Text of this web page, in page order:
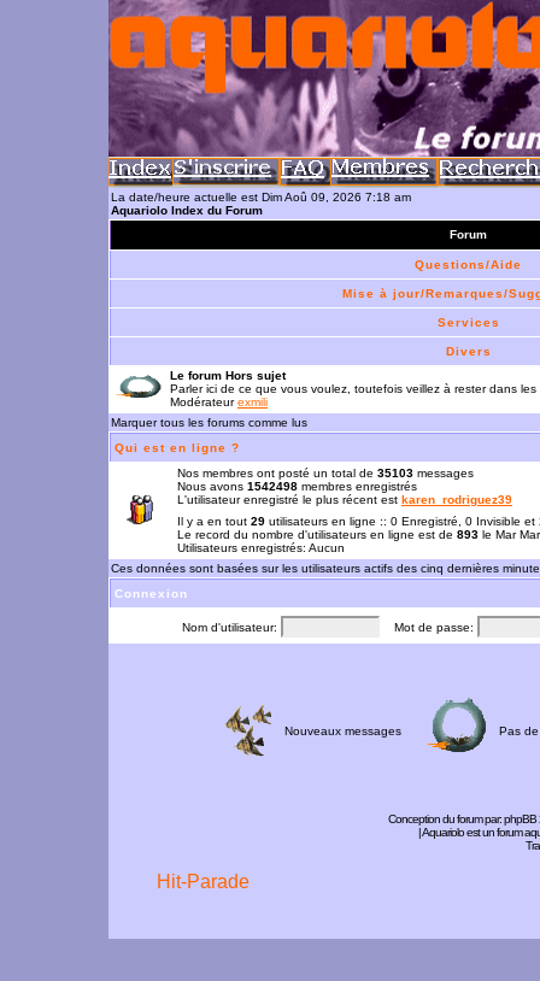
La date/heure actuelle est Dim Aoû 09, 2026 7:18 am
Aquariolo Index du Forum
Forum
Questions/Aide
Mise à jour/Remarques/
Services
Divers
Le forum Hors sujet
Parler ici de ce que vous voulez, toutefois veillez à rester dans les
Modérateurexmili
Marquer tous les forums comme lus
Qui est en ligne ?
Nos membres ont posté un total de 35103 messages
Nous avons 1542498 membres enregistrés
L'utilisateur enregistré le plus récent est karen_rodriguez39
Il y a en tout 29 utilisateurs en ligne :: 0 Enregistré, 0 Invisible
Le record du nombre d'utilisateurs en ligne est de 893 le Mar
Utilisateurs enregistrés: Aucun
Ces données sont basées sur les utilisateurs actifs des cinq dernières
Connexion
Nom d'utilisateur: Mot de passe:
Nouveaux messages Pas
Conception du forum par:phpBB
| Aquariolo est un forum